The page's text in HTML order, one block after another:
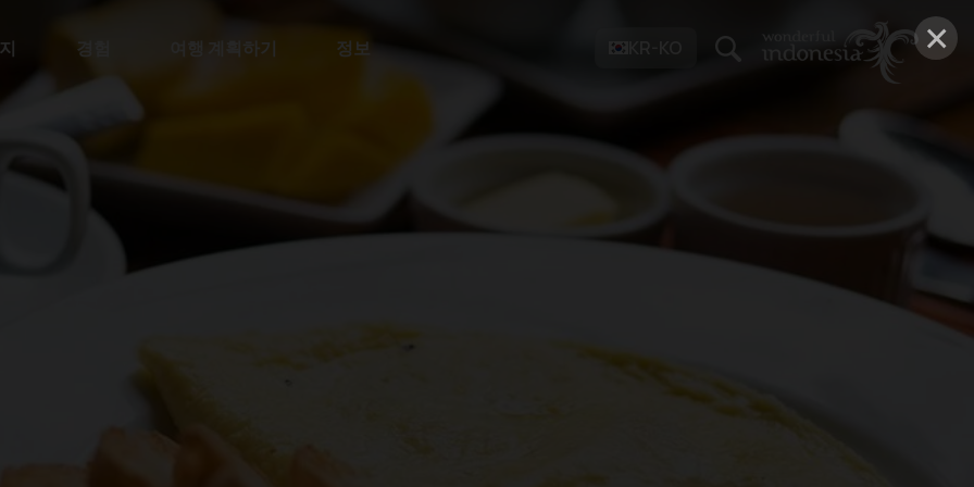
×
경험 여행 계획하기 정보